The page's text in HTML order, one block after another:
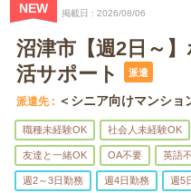
NEW 掲載日 2026/08/06
沼津市【週2日～
活サポート
派遣
派遣先 ＜シニア向けマンショ
職種未経験OK 社会人未経験OK
友達と一緒OK OA不要 英語
週2～3日勤務 週4日勤務 週5